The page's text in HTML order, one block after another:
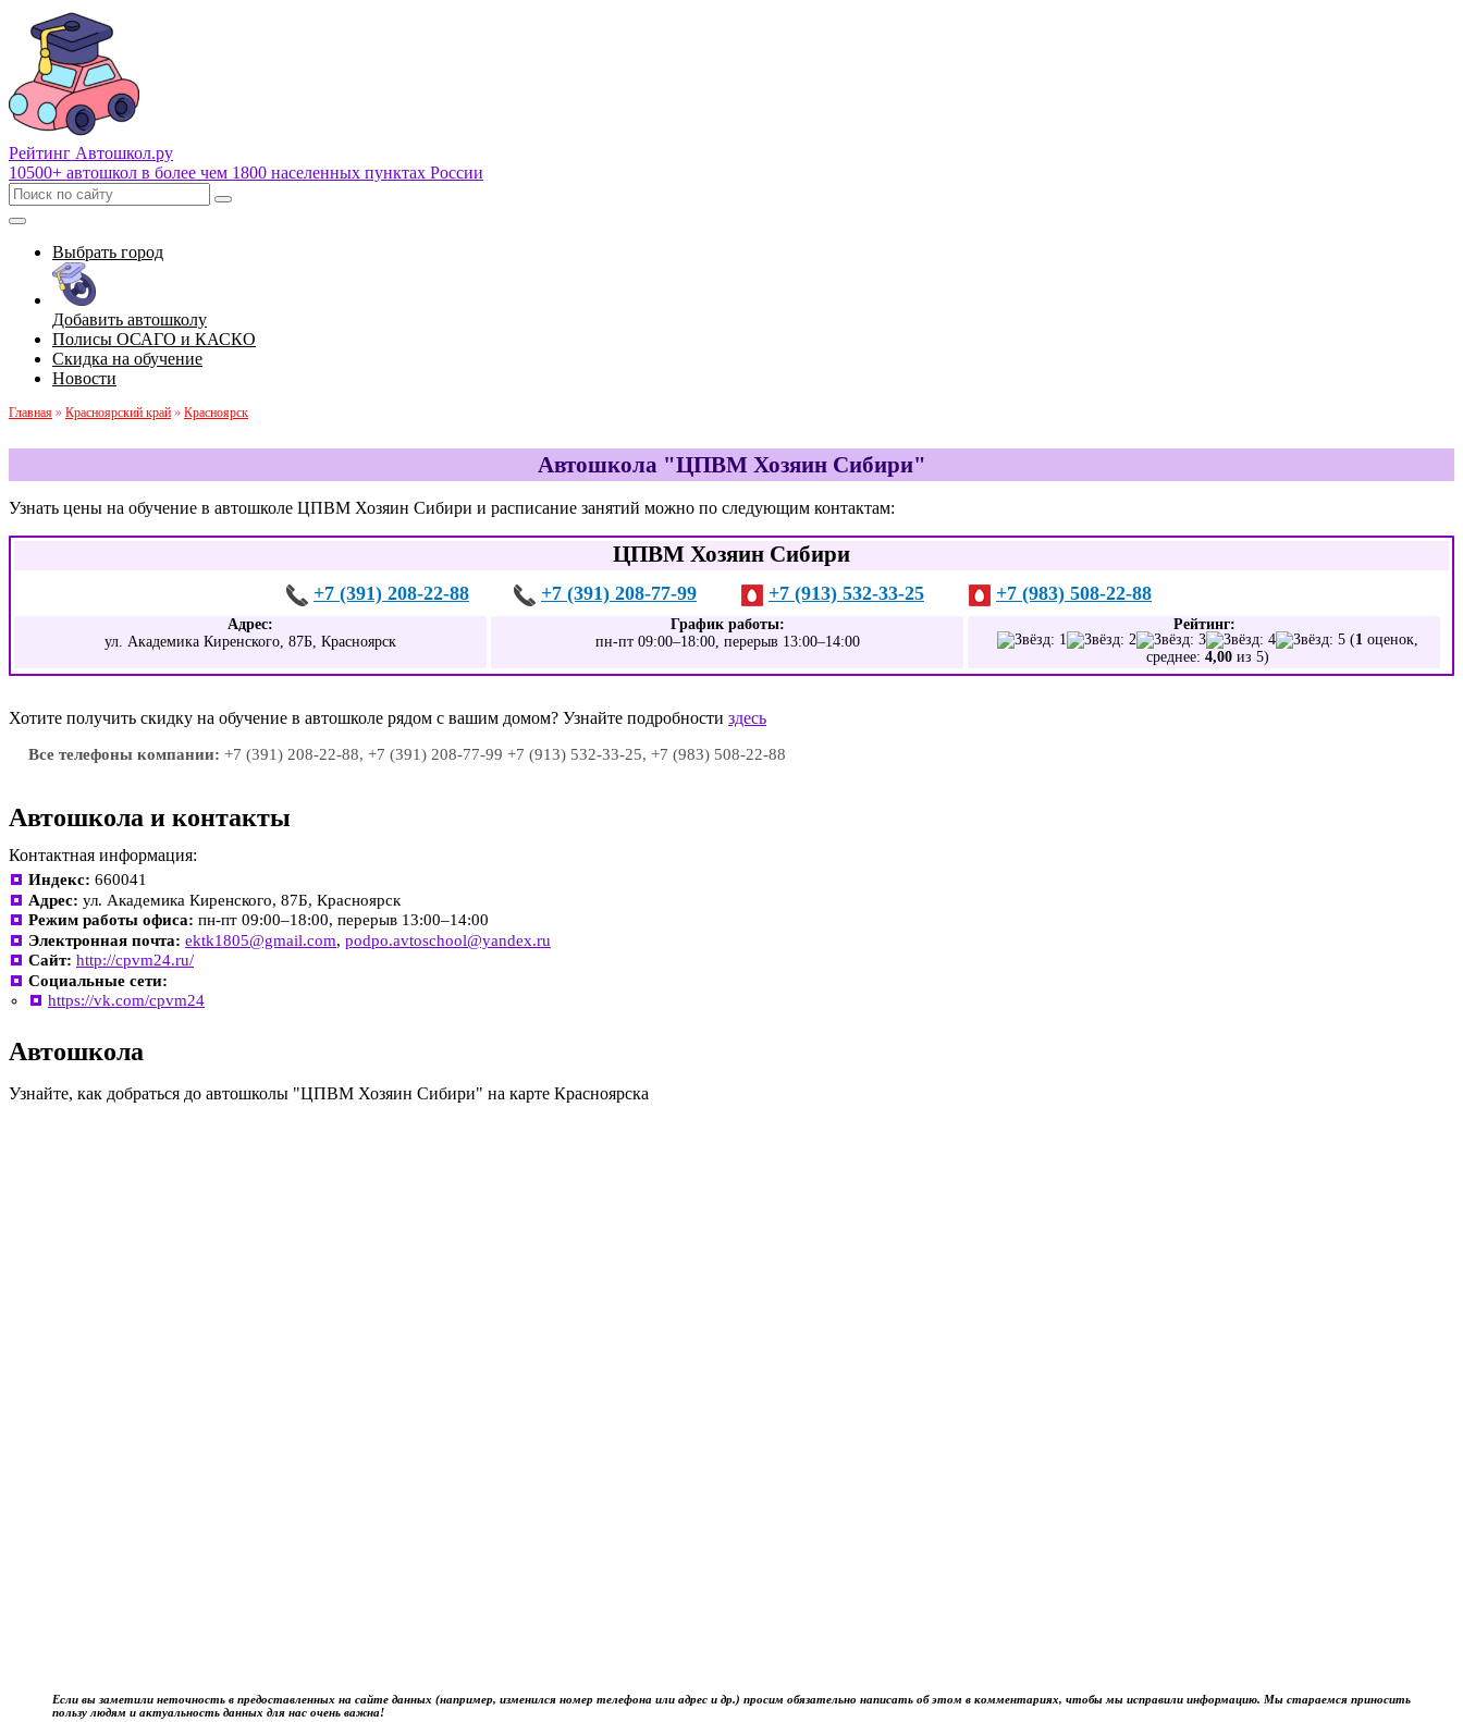
Рейтинг Автошкол.ру
10500+ автошкол в более чем 1800 населенных пунктах России
Выбрать город
Добавить автошколу
Полисы ОСАГО и КАСКО
Скидка на обучение
Новости
Главная » Красноярский край » Красноярск
Автошкола "ЦПВМ Хозяин Сибири"
Узнать цены на обучение в автошколе ЦПВМ Хозяин Сибири и расписание занятий можно по следующим контактам:
ЦПВМ Хозяин Сибири
+7 (391) 208-22-88 +7 (391) 208-77-99 +7 (913) 532-33-25 +7 (983) 508-22-88
Адрес:
ул. Академика Киренского, 87Б, Красноярск
График работы:
пн-пт 09:00–18:00, перерыв 13:00–14:00
Рейтинг:
(1 оценок,
среднее: 4,00 из 5)
Хотите получить скидку на обучение в автошколе рядом с вашим домом? Узнайте подробности здесь
Все телефоны компании: +7 (391) 208-22-88, +7 (391) 208-77-99 +7 (913) 532-33-25, +7 (983) 508-22-88
Автошкола и контакты
Контактная информация:
Индекс: 660041
Адрес: ул. Академика Киренского, 87Б, Красноярск
Режим работы офиса: пн-пт 09:00–18:00, перерыв 13:00–14:00
Электронная почта: ektk1805@gmail.com, podpo.avtoschool@yandex.ru
Сайт: http://cpvm24.ru/
Социальные сети:
https://vk.com/cpvm24
Автошкола
Узнайте, как добраться до автошколы "ЦПВМ Хозяин Сибири" на карте Красноярска
Если вы заметили неточность в предоставленных на сайте данных (например, изменился номер телефона или адрес и др.) просим обязательно написать об этом в комментариях, чтобы мы исправили информацию. Мы стараемся приносить
пользу людям и актуальность данных для нас очень важна!